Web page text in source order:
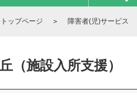
ップページ ＞ 障害者(児)サービス
（施設入所支援）